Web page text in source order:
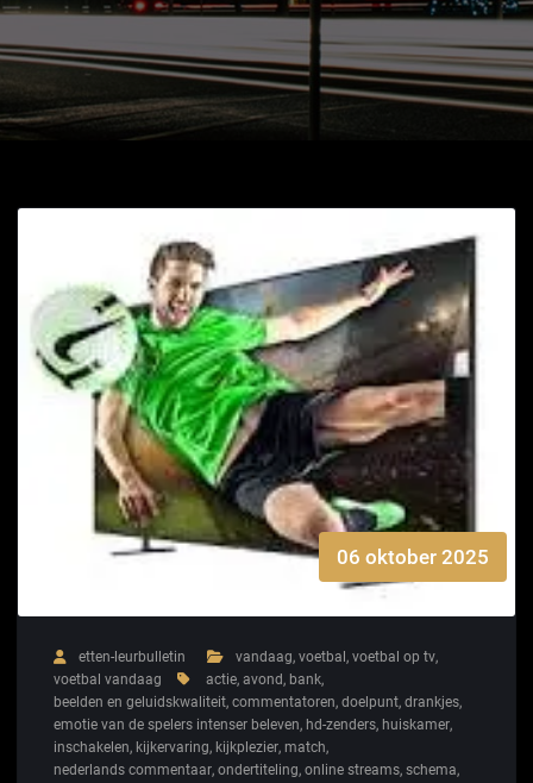
06 oktober 2025
etten-leurbulletin vandaag, voetbal , voetbal op tv,
voetbal vandaag
actie, avond, bank,
beelden en geluidskwaliteit, commentatoren, doelpunt, drankjes,
emotie van de spelers intenser beleven, hd-zenders, huiskamer,
inschakelen, kijkervaring, kijkplezier, match,
nederlands commentaar, ondertiteling, online streams, schema,